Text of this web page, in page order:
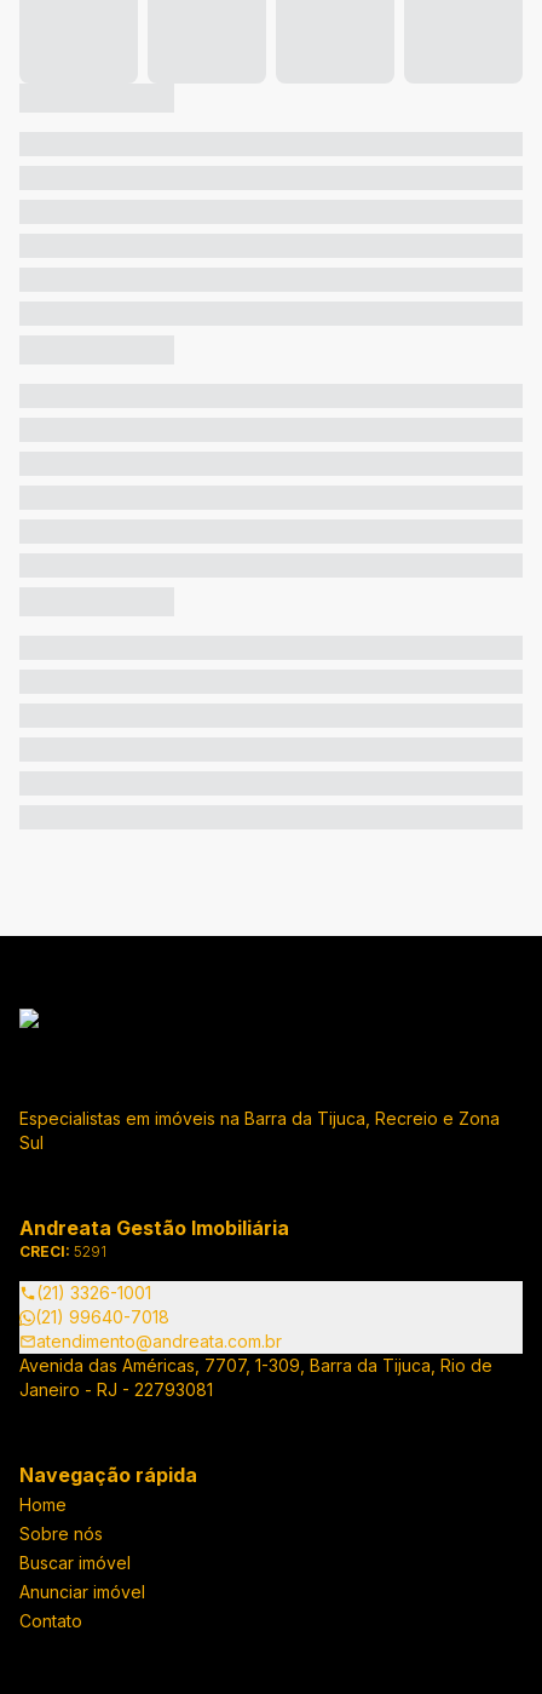
Especialistas em imóveis na Barra da Tijuca, Recreio e Zona
Sul
Andreata Gestão Imobiliária
CRECI: 5291
(21) 3326-1001
(21) 99640-7018
atendimento@andreata.com.br
Avenida das Américas, 7707, 1-309, Barra da Tijuca, Rio de
Janeiro - RJ - 22793081
Navegação rápida
Home
Sobre nós
Buscar imóvel
Anunciar imóvel
Contato